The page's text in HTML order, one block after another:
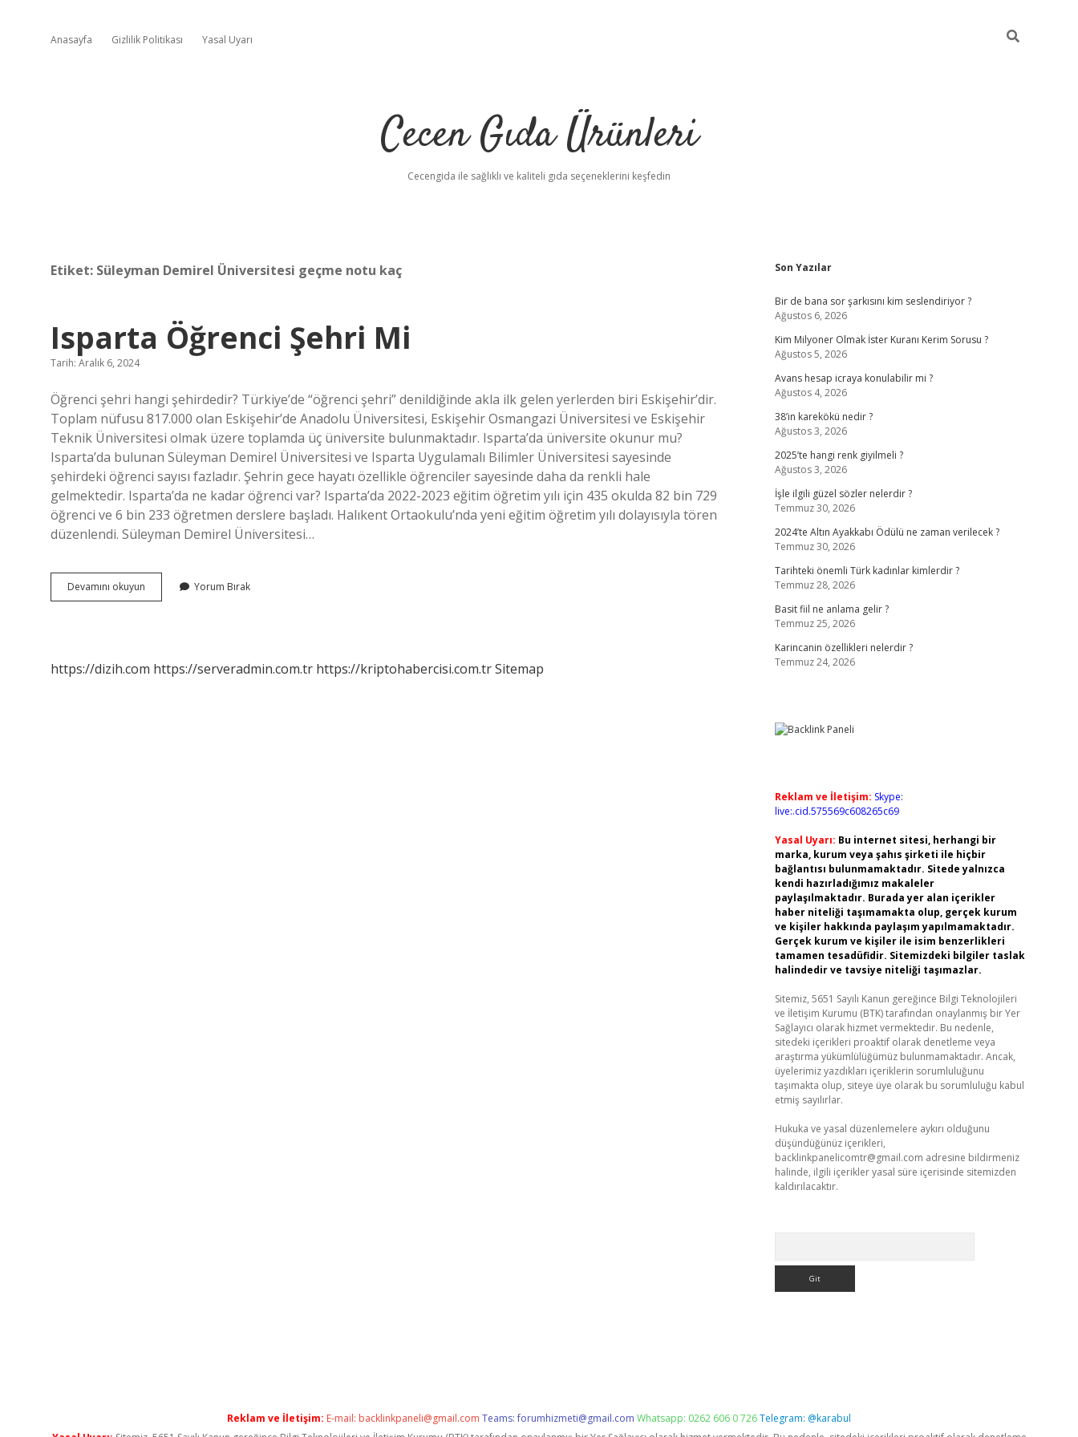
Anasayfa Gizlilik Politikası Yasal Uyarı
Cecen Gıda Ürünleri
Cecengida ile sağlıklı ve kaliteli gıda seçeneklerini keşfedin
Etiket: Süleyman Demirel Üniversitesi geçme notu kaç
Isparta Öğrenci Şehri Mi
Tarih: Aralık 6, 2024
Öğrenci şehri hangi şehirdedir? Türkiye’de “öğrenci şehri” denildiğinde akla ilk gelen yerlerden biri Eskişehir’dir.
Toplam nüfusu 817.000 olan Eskişehir’de Anadolu Üniversitesi, Eskişehir Osmangazi Üniversitesi ve Eskişehir
Teknik Üniversitesi olmak üzere toplamda üç üniversite bulunmaktadır. Isparta’da üniversite okunur mu?
Isparta’da bulunan Süleyman Demirel Üniversitesi ve Isparta Uygulamalı Bilimler Üniversitesi sayesinde
şehirdeki öğrenci sayısı fazladır. Şehrin gece hayatı özellikle öğrenciler sayesinde daha da renkli hale
gelmektedir. Isparta’da ne kadar öğrenci var? Isparta’da 2022-2023 eğitim öğretim yılı için 435 okulda 82 bin 729
öğrenci ve 6 bin 233 öğretmen derslere başladı. Halıkent Ortaokulu’nda yeni eğitim öğretim yılı dolayısıyla tören
düzenlendi. Süleyman Demirel Üniversitesi…
Devamını okuyun
Öğrenci
Yorum Bırak
https://dizih.com https://serveradmin.com.tr https://kriptohabercisi.com.trSitemap
Sidebar
Son Yazılar
Bir de bana sor şarkısını kim seslendiriyor ?
Ağustos 6, 2026
Kim Milyoner Olmak İster Kuranı Kerim Sorusu ?
Ağustos 5, 2026
Avans hesap icraya konulabilir mi ?
Ağustos 4, 2026
38’in karekökü nedir ?
Ağustos 3, 2026
2025’te hangi renk giyilmeli ?
Ağustos 3, 2026
İşle ilgili güzel sözler nelerdir ?
Temmuz 30, 2026
2024’te Altın Ayakkabı Ödülü ne zaman verilecek ?
Temmuz 30, 2026
Tarihteki önemli Türk kadınlar kimlerdir ?
Temmuz 28, 2026
Basit fiil ne anlama gelir ?
Temmuz 25, 2026
Karincanin özellikleri nelerdir ?
Temmuz 24, 2026
Reklam ve İletişim: Skype:
live:.cid.575569c608265c69
Yasal Uyarı: Bu internet sitesi, herhangi bir
marka, kurum veya şahıs şirketi ile hiçbir
bağlantısı bulunmamaktadır. Sitede yalnızca
kendi hazırladığımız makaleler
paylaşılmaktadır. Burada yer alan içerikler
haber niteliği taşımamakta olup, gerçek kurum
ve kişiler hakkında paylaşım yapılmamaktadır.
Gerçek kurum ve kişiler ile isim benzerlikleri
tamamen tesadüfidir. Sitemizdeki bilgiler taslak
halindedir ve tavsiye niteliği taşımazlar.
Sitemiz, 5651 Sayılı Kanun gereğince Bilgi Teknolojileri
ve İletişim Kurumu (BTK) tarafından onaylanmış bir Yer
Sağlayıcı olarak hizmet vermektedir. Bu nedenle,
sitedeki içerikleri proaktif olarak denetleme veya
araştırma yükümlülüğümüz bulunmamaktadır. Ancak,
üyelerimiz yazdıkları içeriklerin sorumluluğunu
taşımakta olup, siteye üye olarak bu sorumluluğu kabul
etmiş sayılırlar.
Hukuka ve yasal düzenlemelere aykırı olduğunu
düşündüğünüz içerikleri,
backlinkpanelicomtr@gmail.com adresine bildirmeniz
halinde, ilgili içerikler yasal süre içerisinde sitemizden
kaldırılacaktır.
Reklam ve İletişim: E-mail: backlinkpaneli@gmail.com Teams:forumhizmeti@gmail.com Whatsapp: 0262 606 0 726Telegram: @karabul